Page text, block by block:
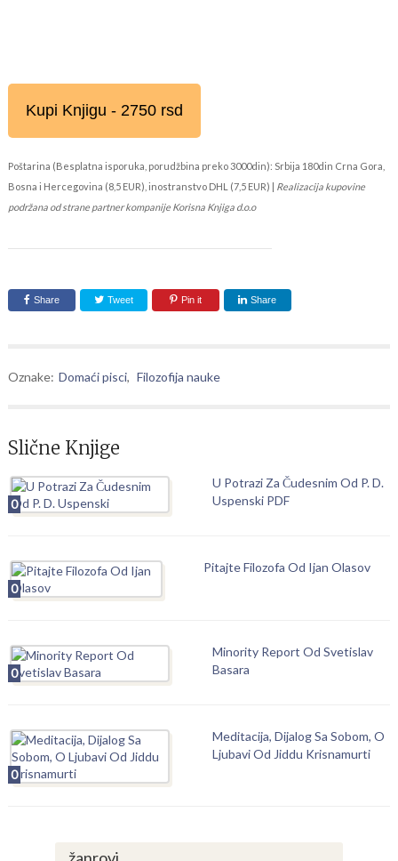
Kupi Knjigu - 2750 rsd
Poštarina (Besplatna isporuka, porudžbina preko 3000din): Srbija 180din Crna Gora,
Bosna i Hercegovina (8,5 EUR), inostranstvo DHL (7,5 EUR) | Realizacija kupovine
podržana od strane partner kompanije Korisna Knjiga d.o.o
Share Tweet Pin it Share
Oznake: Domaći pisci, Filozofija nauke
Slične Knjige
0
U Potrazi Za Čudesnim Od P. D.
Uspenski PDF
0
Pitajte Filozofa Od Ijan Olasov
0
Minority Report Od Svetislav
Basara
0
Meditacija, Dijalog Sa Sobom, O
Ljubavi Od Jiddu Krisnamurti